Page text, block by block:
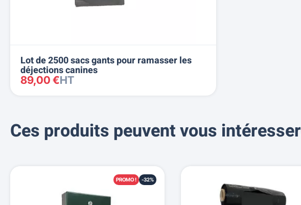
Lot de 2500 sacs gants pour ramasser les
déjections canines
89,00 €HT
Ces produits peuvent vous intéresser
PROMO ! -32%